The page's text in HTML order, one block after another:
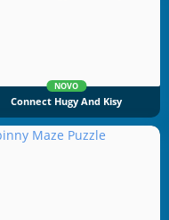
NOVO
Connect Hugy And Kisy